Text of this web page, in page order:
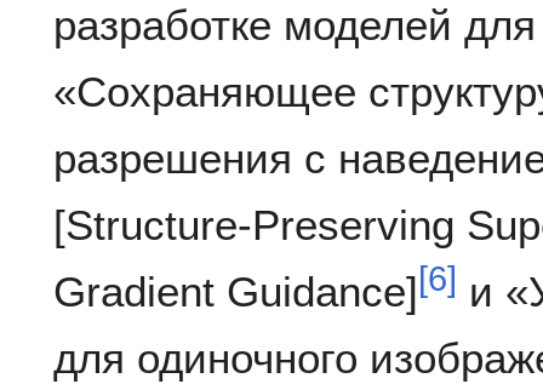
разработке моделей
«Сохраняющее
разрешения с
[Structure-Preserving
Gradient Guidance][6] и
для одиночного